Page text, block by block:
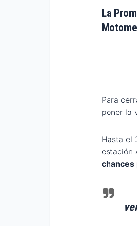
La
Para
poner la
Hasta el
estación
chances